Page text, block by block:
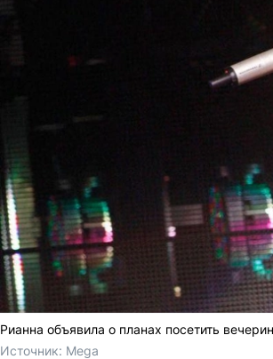
Рианна объявила о планах посетить
Источник: Mega